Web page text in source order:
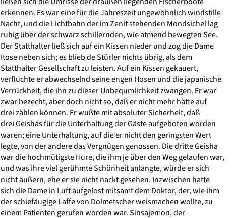
erkennen. Es war eine für die Jahreszeit ungewöhnlich windstille
Nacht, und die Lichtbahn der im Zenit stehenden Mondsichel lag
ruhig über der schwarz schillernden, wie atmend bewegten See.
Der Statthalter ließ sich auf ein Kissen nieder und zog die Dame
Itose neben sich; es blieb de Stürler nichts übrig, als dem
Statthalter Gesellschaft zu leisten. Auf ein Kissen gekauert,
verfluchte er abwechselnd seine engen Hosen und die japanische
Verrückheit, die ihn zu dieser Unbequmlichkeit zwangen. Er war
zwar bezecht, aber doch nicht so, daß er nicht mehr hätte auf
drei zählen können. Er wußte mit absoluter Sicherheit, daß
drei Geishas für die Unterhaltung der Gäste aufgeboten worden
waren; eine Unterhaltung, auf die er nicht den geringsten Wert
legte, von der andere das Vergnügen genossen. Die dritte Geisha
war die hochmütigste Hure, die ihm je über den Weg gelaufen war,
und was ihre viel gerühmte Schönheit anlangte, würde er sich
nicht äußern, ehe er sie nicht nackt gesehen. Inzwischen hatte
sich die Dame in Luft aufgelost mitsamt dem Doktor, der, wie ihm
der schiefäugige Laffe von Dolmetscher weismachen wollte, zu
einem Patienten gerufen worden war. Sinsajemon, der